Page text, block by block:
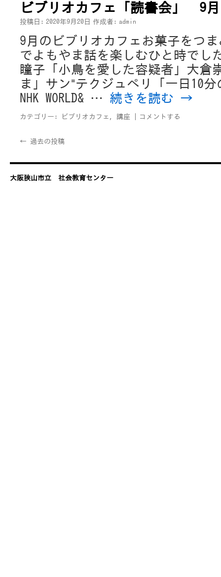
ビブリオカフェ「読書会」 9月
投稿日: 2020年9月20日 作成者: admin
9月のビブリオカフェお菓子をつ
でよもやま話を楽しむひと時でし
瞳子「小鳥を愛した容疑者」大倉
ま」サン⁼テクジュペリ「一日10
NHK WORLD& … 続きを読む →
カテゴリー: ビブリオカフェ , 講座 コメントする
← 過去の投稿
大阪狭山市立 社会教育センター